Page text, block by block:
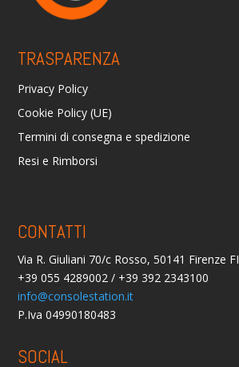
TRASPARENZA
Privacy Policy
Cookie Policy (UE)
Termini di consegna e spedizione
Resi e Rimborsi
CONTATTI
Via R. Giuliani 70/c Rosso, 50141 Firenze FI
+39 055 4289002 / +39 392 2343100
info@consolestation.it
P.Iva 04990180483
SOCIAL